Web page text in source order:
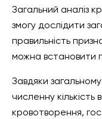
Загальний аналіз
змогу дослідити
правильність
можна встановити
Завдяки
численну
кровотворення,